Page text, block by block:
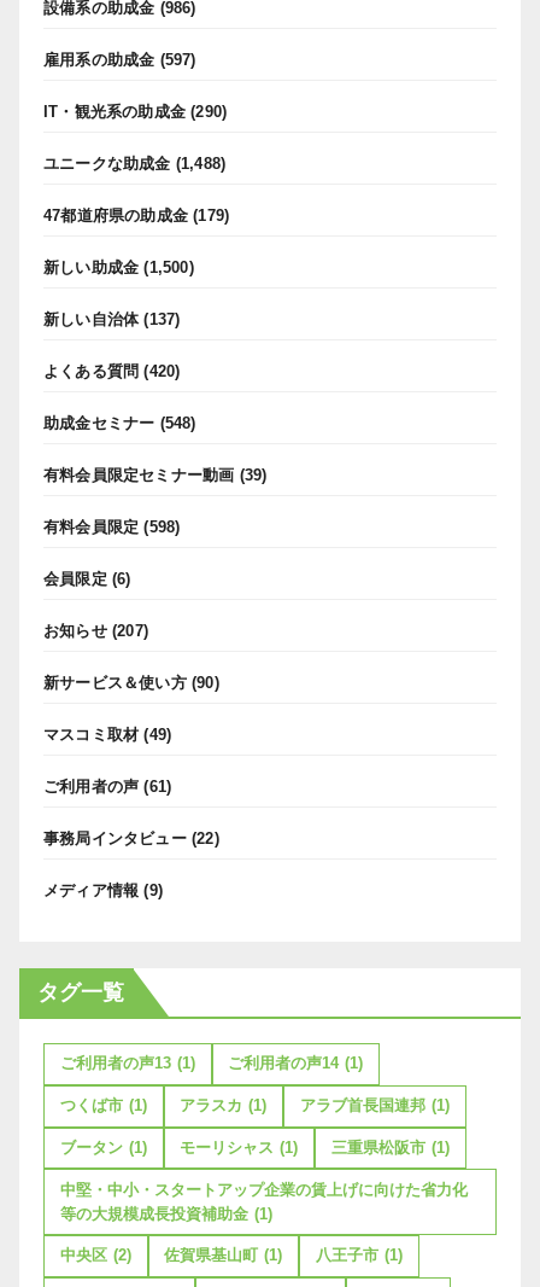
設備系の助成金 (986)
雇用系の助成金 (597)
IT・観光系の助成金 (290)
ユニークな助成金 (1,488)
47都道府県の助成金 (179)
新しい助成金 (1,500)
新しい自治体(137)
よくある質問 (420)
助成金セミナー (548)
有料会員限定セミナー動画 (39)
有料会員限定 (598)
会員限定 (6)
お知らせ(207)
新サービス＆使い方(90)
マスコミ取材 (49)
ご利用者の声 (61)
事務局インタビュー(22)
メディア情報 (9)
タグ一覧
ご利用者の声13 (1) ご利用者の声14 (1)
つくば市 (1) アラスカ (1) アラブ首長国連邦 (1)
ブータン (1) モーリシャス (1) 三重県松阪市 (1)
中堅・中小・スタートアップ企業の賃上げに向けた省力化
等の大規模成長投資補助金 (1)
中央区 (2) 佐賀県基山町 (1) 八王子市 (1)